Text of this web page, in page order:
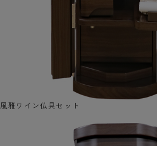
風雅ワイン仏具セット